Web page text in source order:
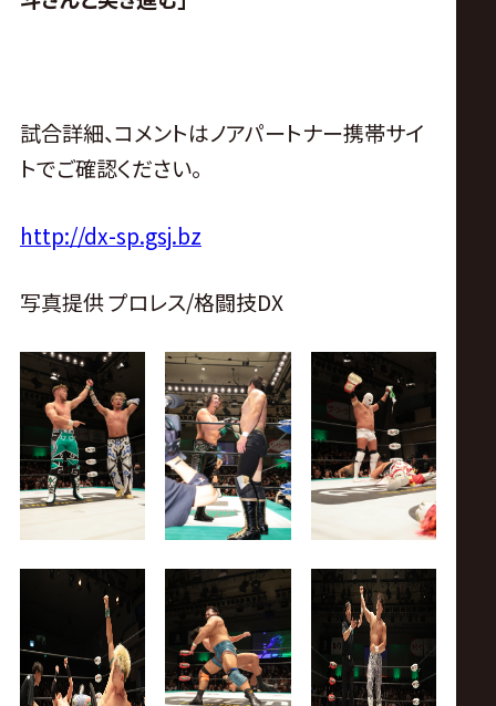
試合詳細、コメントはノアパートナー携帯サイ
トでご確認ください。
http://dx-sp.gsj.bz
写真提供 プロレス/格闘技DX